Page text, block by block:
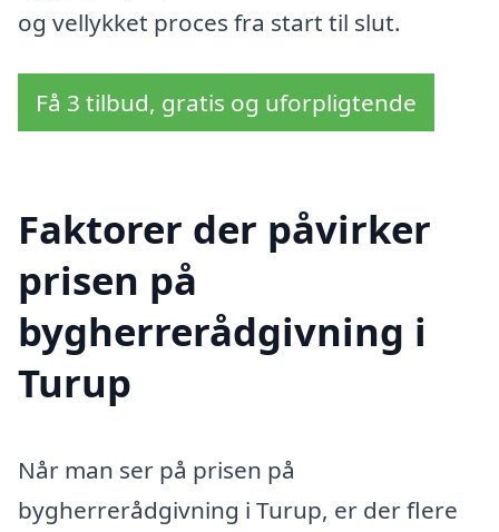
og vellykket proces fra start til slut.
Få 3 tilbud, gratis og uforpligtende
Faktorer der påvirker
prisen på
bygherrerådgivning i
Turup
Når man ser på prisen på
bygherrerådgivning i Turup, er der flere